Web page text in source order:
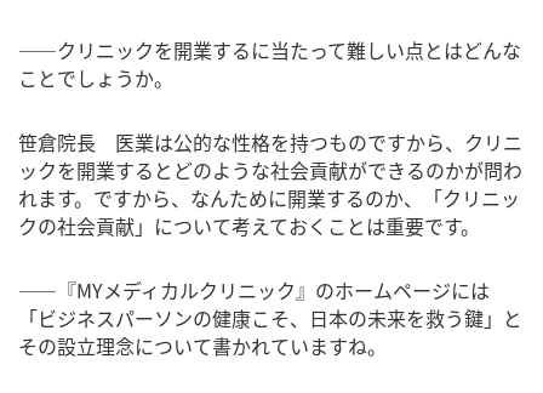
――クリニックを開業するに当たって難しい点とはどんな
ことでしょうか。
笹倉院長 医業は公的な性格を持つものですから、クリニ
ックを開業するとどのような社会貢献ができるのかが問わ
れます。ですから、なんために開業するのか、「クリニッ
クの社会貢献」について考えておくことは重要です。
――『MYメディカルクリニック』のホームページには
「ビジネスパーソンの健康こそ、日本の未来を救う鍵」と
その設立理念について書かれていますね。